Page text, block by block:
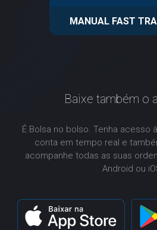
MANUAL FAST
Baixe também o
É Bolsa no bolso. Tenha acesso
conta em tempo real e
acompanhe todas as suas
Android ou